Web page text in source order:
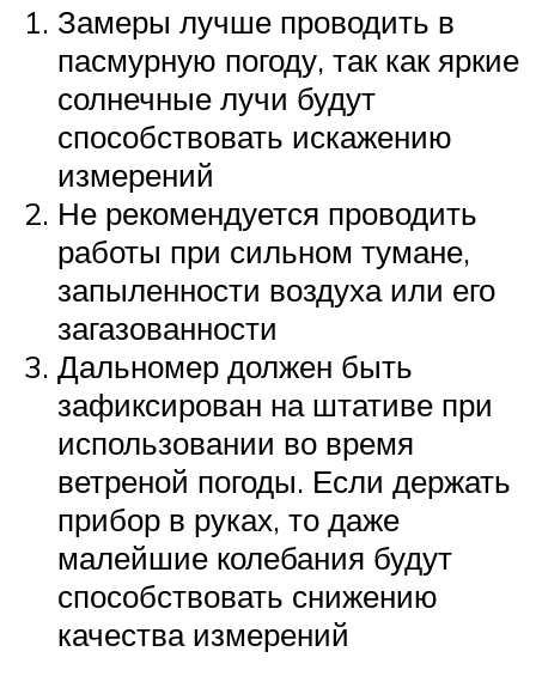
Замеры лучше проводить в
пасмурную погоду, так как яркие
солнечные лучи будут
способствовать искажению
измерений
Не рекомендуется проводить
работы при сильном тумане,
запыленности воздуха или его
загазованности
Дальномер должен быть
зафиксирован на штативе при
использовании во время
ветреной погоды. Если держать
прибор в руках, то даже
малейшие колебания будут
способствовать снижению
качества измерений